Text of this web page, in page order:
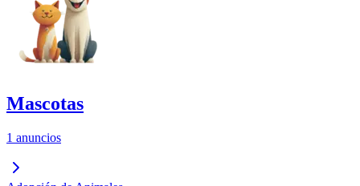
Mascotas
1 anuncios